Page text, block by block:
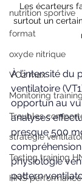
nutrition sportive
format
oxyde nitrique
VO2 max
Monitoring
Troubles
stratégie
Testing training
HNS
Les écarteurs
surtout un
À l’intensité du
ventilatoire
opportun au
analyses
presque 500
physiologie
pattern